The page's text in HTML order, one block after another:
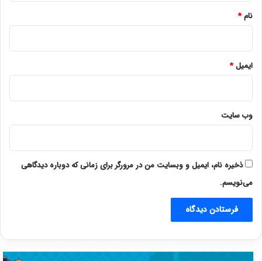
نام*
ایمیل*
وب‌ سایت
ذخیره نام، ایمیل و وبسایت من در مرورگر برای زمانی که دوباره دیدگاهی
می‌نویسم.